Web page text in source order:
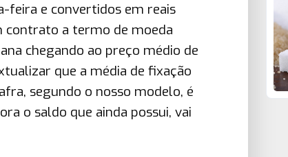
feira e convertidos em reais
contrato a termo de moeda
chegando ao preço médio de
que a média de fixação
segundo o nosso modelo, é
o saldo que ainda possui, vai